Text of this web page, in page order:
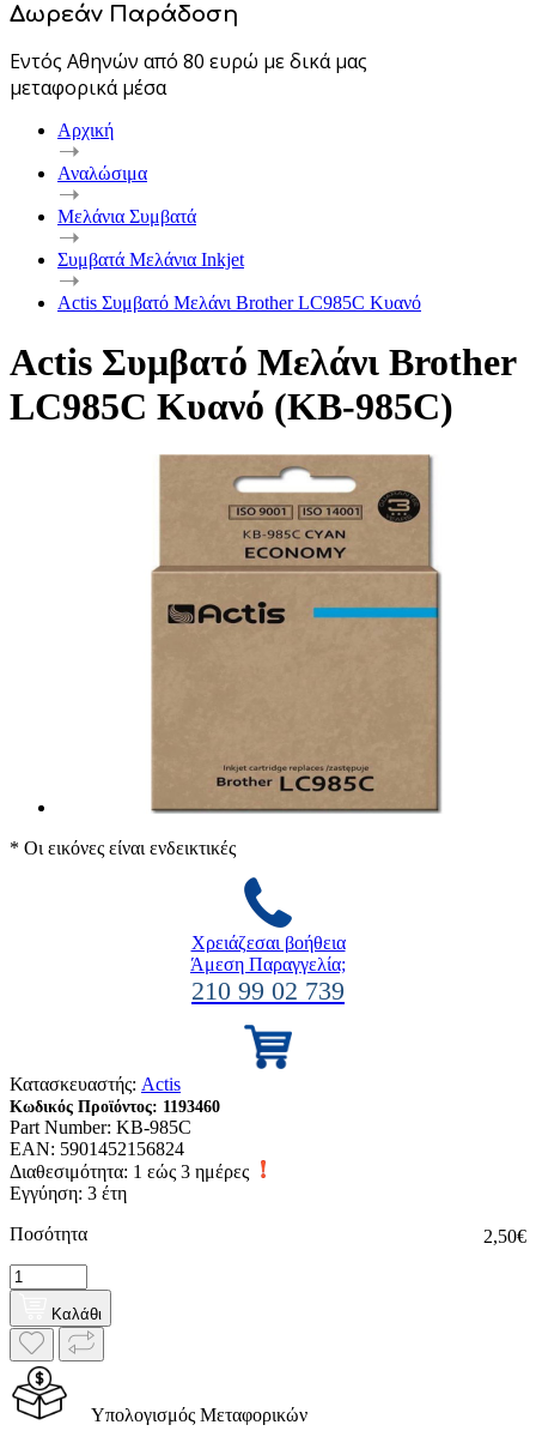
Δωρεάν Παράδοση
Εντός Αθηνών από 80 ευρώ με δικά μας
μεταφορικά μέσα
Αρχική
Αναλώσιμα
Μελάνια Συμβατά
Συμβατά Μελάνια Inkjet
Actis Συμβατό Μελάνι Brother LC985C Κυανό
Actis Συμβατό Μελάνι Brother
LC985C Κυανό (KB-985C)
* Οι εικόνες είναι ενδεικτικές
Χρειάζεσαι βοήθεια
Άμεση Παραγγελία;
210 99 02 739
Κατασκευαστής: Actis
Κωδικός Προϊόντος: 1193460
Part Number: KB-985C
EAN: 5901452156824
Διαθεσιμότητα: 1 εώς 3 ημέρες
Εγγύηση: 3 έτη
2,50€
Ποσότητα
Καλάθι
Υπολογισμός Μεταφορικών